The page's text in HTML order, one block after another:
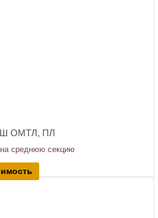
ОМТЛ, ПЛ
среднюю секцию